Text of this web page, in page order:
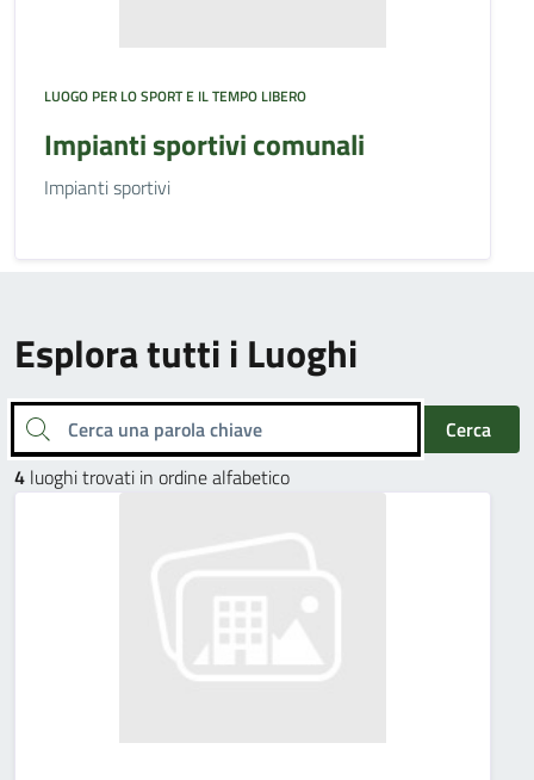
LUOGO PER LO SPORT E IL TEMPO LIBERO
Impianti sportivi comunali
Impianti sportivi
Esplora tutti i Luoghi
Cerca una parola chiave
Cerca
4 luoghi trovati in ordine alfabetico